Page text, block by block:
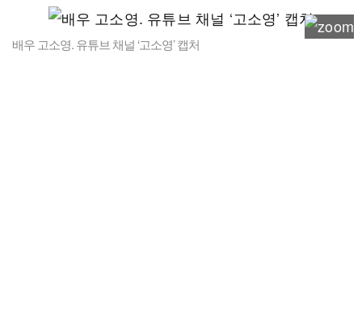
배우 고소영. 유튜브 채널 ‘고소영’ 캡처